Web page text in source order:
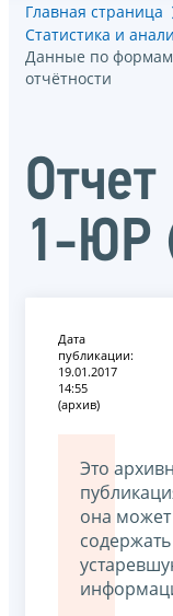
Главная страница
Статистика и
Данные по формам
отчётности
1-ЮР
Дата
публикации:
19.01.2017
14:55
(архив)
Это
она может
содержать